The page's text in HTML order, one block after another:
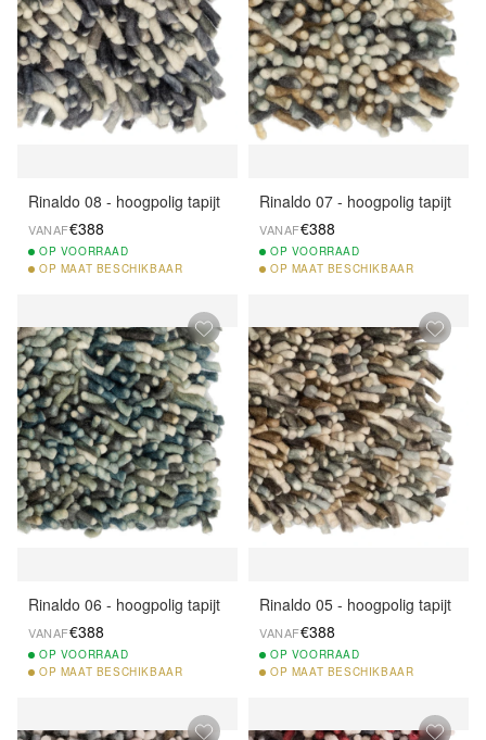
Rinaldo 08 - hoogpolig tapijt
VANAF€388
OP VOORRAAD
OP MAAT BESCHIKBAAR
Rinaldo 07 - hoogpolig tapijt
VANAF€388
OP VOORRAAD
OP MAAT BESCHIKBAAR
Rinaldo 06 - hoogpolig tapijt
VANAF€388
OP VOORRAAD
OP MAAT BESCHIKBAAR
Rinaldo 05 - hoogpolig tapijt
VANAF€388
OP VOORRAAD
OP MAAT BESCHIKBAAR